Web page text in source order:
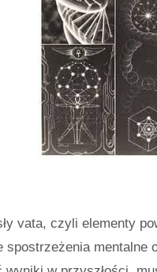
vata, czyli elementy
spostrzeżenia